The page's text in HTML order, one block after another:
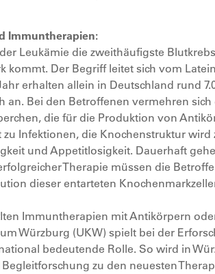
Immuntherapien:
Leukämie die zweithäufigste
kommt. Der Begriff leitet sich vom
erhalten allein in Deutschland rund
an. Bei den Betroffenen vermehren
die für die Produktion von
Infektionen, die Knochenstruktur
und Appetitlosigkeit. Dauerhaft
Therapie müssen die
dieser entarteten
Immuntherapien mit Antikörpern
Würzburg (UKW) spielt bei der
bedeutende Rolle. So wird in
zu den neuesten